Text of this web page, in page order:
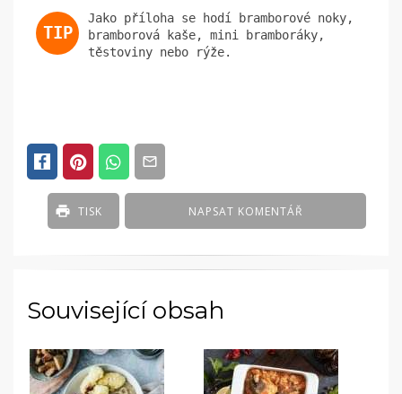
Jako příloha se hodí bramborové noky,
bramborová kaše, mini bramboráky,
těstoviny nebo rýže.
NAPSAT KOMENTÁŘ
TISK
Související obsah